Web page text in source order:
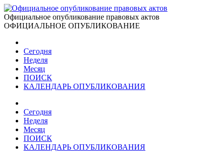
Официальное опубликование правовых актов
ОФИЦИАЛЬНОЕ ОПУБЛИКОВАНИЕ
Сегодня
Неделя
Месяц
ПОИСК
КАЛЕНДАРЬ ОПУБЛИКОВАНИЯ
Сегодня
Неделя
Месяц
ПОИСК
КАЛЕНДАРЬ ОПУБЛИКОВАНИЯ